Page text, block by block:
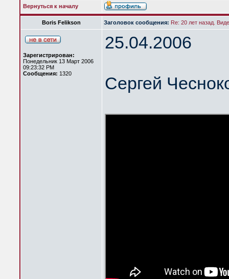
Вернуться к началу
Boris Felikson Заголовок сообщения: Re: 20 лет назад.
Зарегистрирован:
Понедельник 13 Март 2006
09:23:32 PM
Сообщения: 1320
25.04.2006
Сергей